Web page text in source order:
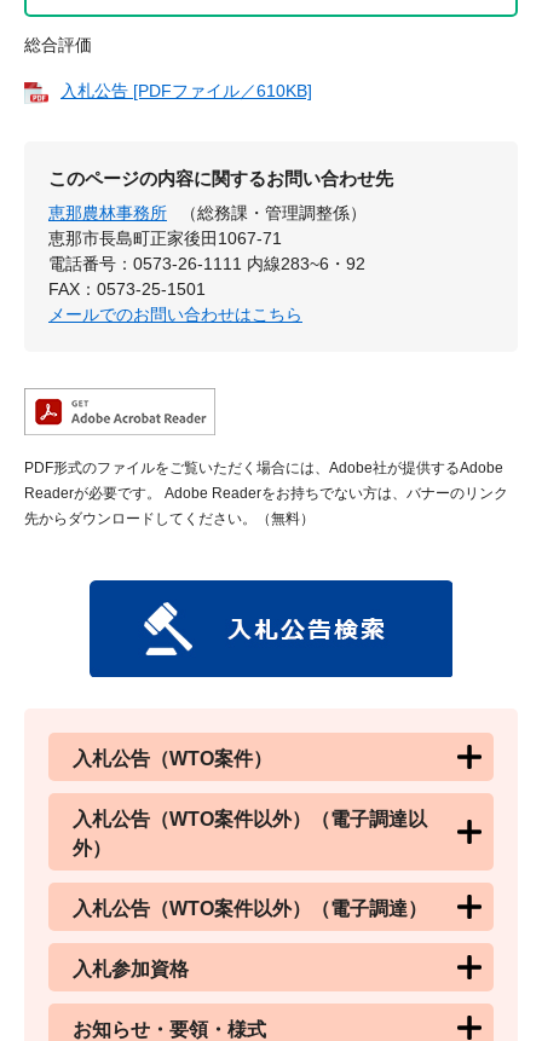
総合評価
入札公告 [PDFファイル／610KB]
このページの内容に関するお問い合わせ先
恵那農林事務所
（総務課・管理調整係）
恵那市長島町正家後田1067-71
電話番号：0573-26-1111 内線283~6・92
FAX：0573-25-1501
メールでのお問い合わせはこちら
PDF形式のファイルをご覧いただく場合には、Adobe社が提供するAdobe
Readerが必要です。
Adobe Readerをお持ちでない方は、バナーのリンク
先からダウンロードしてください。（無料）
入札公告（WTO案件）
入札公告（WTO案件以外）（電子調達以
外）
入札公告（WTO案件以外）（電子調達）
入札参加資格
お知らせ・要領・様式